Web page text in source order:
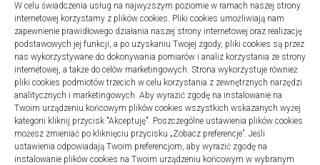
W celu świadczenia usług na najwyższym poziomie w ramach naszej strony
internetowej korzystamy z plików cookies. Pliki cookies umożliwiają nam
zapewnienie prawidłowego działania naszej strony internetowej oraz realizację
podstawowych jej funkcji, a po uzyskaniu Twojej zgody, pliki cookies są przez
nas wykorzystywane do dokonywania pomiarów i analiz korzystania ze strony
internetowej, a także do celów marketingowych. Strona wykorzystuje również
pliki cookies podmiotów trzecich w celu korzystania z zewnętrznych narzędzi
analitycznych i marketingowych. Aby wyrazić zgodę na instalowanie na
Twoim urządzeniu końcowym plików cookies wszystkich wskazanych wyżej
kategorii kliknij przycisk "Akceptuję". Poszczególne ustawienia plików cookies
możesz zmieniać po kliknięciu przycisku „Zobacz preferencje”. Jeśli
ustawienia odpowiadają Twoim preferencjom, aby wyrazić zgodę na
instalowanie plików cookies na Twoim urządzeniu końcowym w wybranym
Turystyka
Jak wybrać dobrą firmę do instalacji
sanitarnych w szpitalach
20 lipca 2025